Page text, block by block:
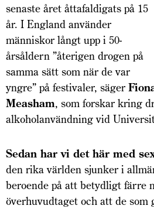
senaste året åttafaldigats på 15
år. I England använder
människor långt upp i 50-
årsåldern ”återigen drogen på
samma sätt som när de var
yngre” på festivaler, säger
Measham, som forskar kring
alkoholanvändning vid
Sedan har vi det här med
den rika världen sjunker i
beroende på att betydligt färre
överhuvudtaget och att de